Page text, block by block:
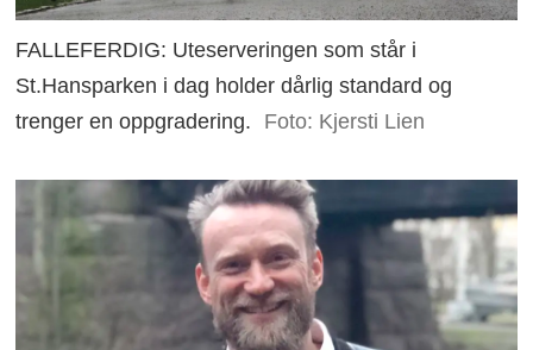
FALLEFERDIG: Uteserveringen som står i
St.Hansparken i dag holder dårlig standard og
trenger en oppgradering.
Foto: Kjersti Lien